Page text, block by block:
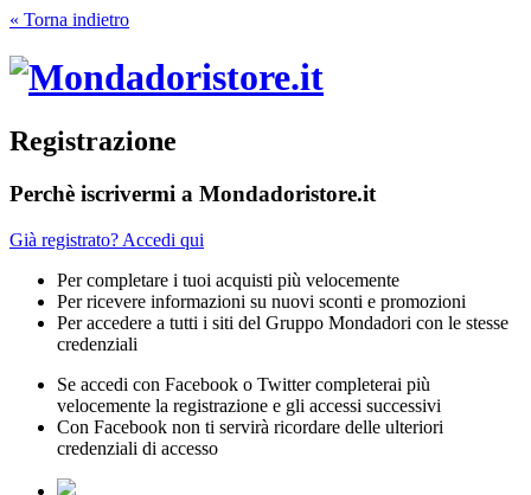
« Torna indietro
Registrazione
Perchè iscrivermi a Mondadoristore.it
Già registrato? Accedi qui
Per completare i tuoi acquisti più velocemente
Per ricevere informazioni su nuovi sconti e promozioni
Per accedere a tutti i siti del Gruppo Mondadori con le stesse
credenziali
Se accedi con Facebook o Twitter completerai più
velocemente la registrazione e gli accessi successivi
Con Facebook non ti servirà ricordare delle ulteriori
credenziali di accesso